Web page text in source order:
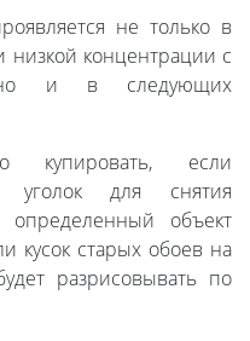
не только в
низкой концентрации с
но и в следующих
купировать, если
уголок для снятия
объект
кусок старых обоев на
разрисовывать по